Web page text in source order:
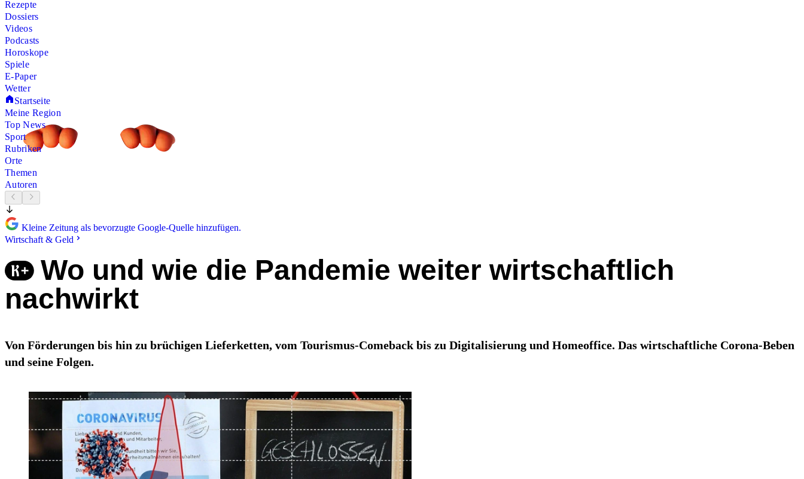
Rezepte
Dossiers
Videos
Podcasts
Horoskope
Spiele
E-Paper
Wetter
Startseite
Meine Region
Top News
Sport
Rubriken
Orte
Themen
Autoren
Kleine Zeitung als bevorzugte Google-Quelle hinzufügen.
Wirtschaft & Geld
Wo und wie die Pandemie weiter wirtschaftlich
nachwirkt
Von Förderungen bis hin zu brüchigen Lieferketten, vom Tourismus-Comeback bis zu Digitalisierung und Homeoffice. Das wirtschaftliche Corona-Beben
und seine Folgen.